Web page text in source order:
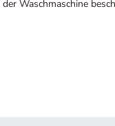
Waschmaschine